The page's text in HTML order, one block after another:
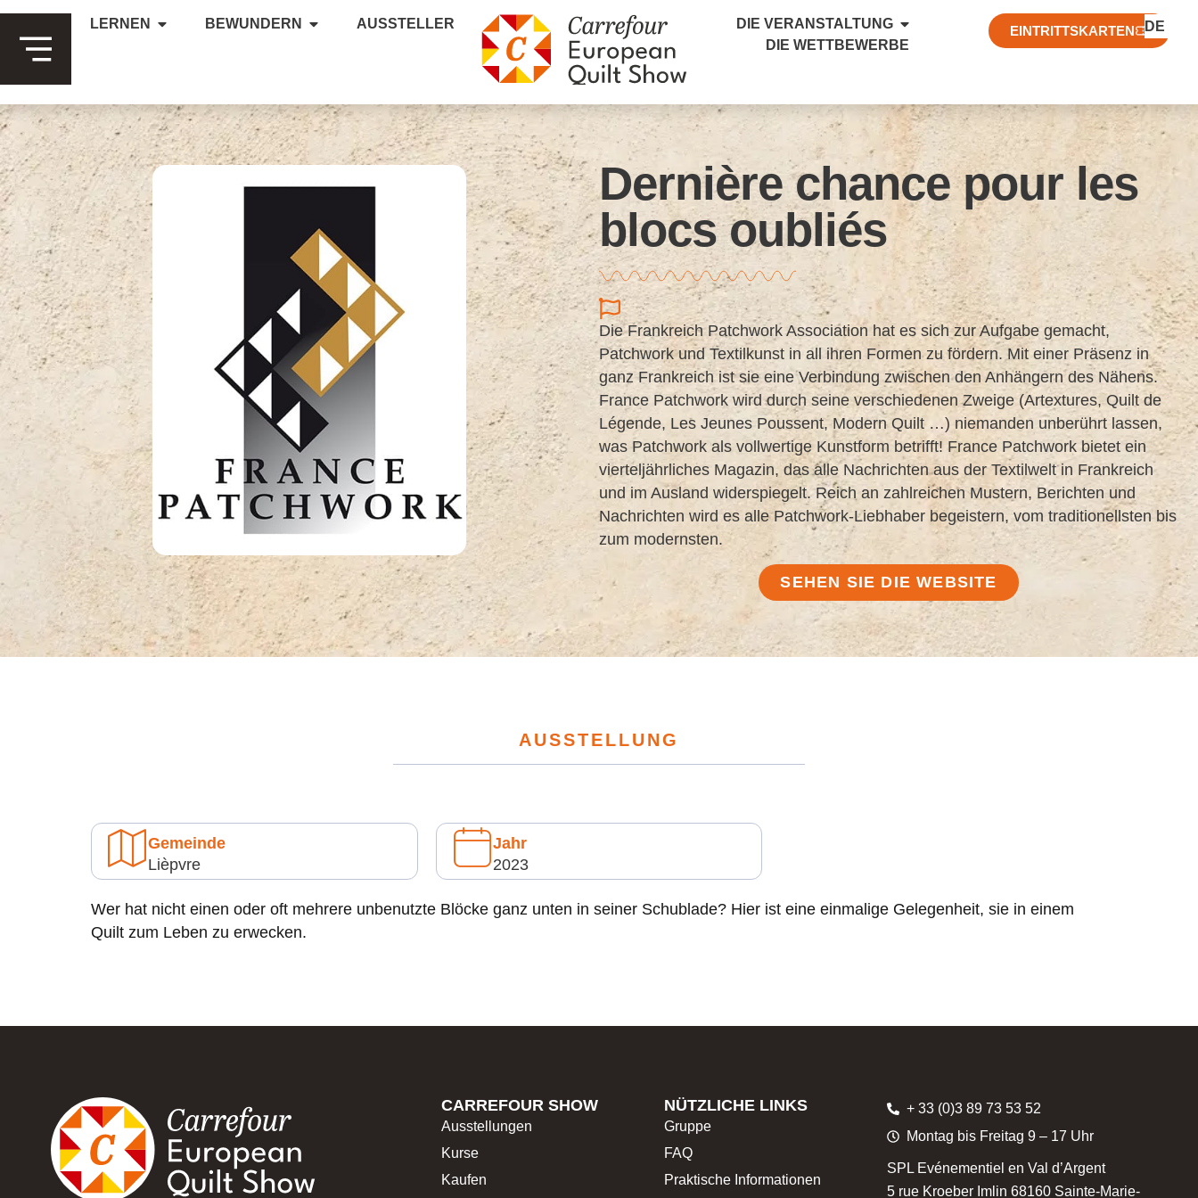
LERNEN BEWUNDERN AUSSTELLER
DIE VERANSTALTUNG
DIE WETTBEWERBE
EINTRITTSKARTEN DE
FR
EN
Dernière chance pour les
blocs oubliés
Die Frankreich Patchwork Association hat es sich zur Aufgabe gemacht,
Patchwork und Textilkunst in all ihren Formen zu fördern. Mit einer Präsenz in
ganz Frankreich ist sie eine Verbindung zwischen den Anhängern des Nähens.
France Patchwork wird durch seine verschiedenen Zweige (Artextures, Quilt de
Légende, Les Jeunes Poussent, Modern Quilt …) niemanden unberührt lassen,
was Patchwork als vollwertige Kunstform betrifft! France Patchwork bietet ein
vierteljährliches Magazin, das alle Nachrichten aus der Textilwelt in Frankreich
und im Ausland widerspiegelt. Reich an zahlreichen Mustern, Berichten und
Nachrichten wird es alle Patchwork-Liebhaber begeistern, vom traditionellsten bis
zum modernsten.
SEHEN SIE DIE WEBSITE
AUSSTELLUNG
Gemeinde
Lièpvre
Jahr
2023
Wer hat nicht einen oder oft mehrere unbenutzte Blöcke ganz unten in seiner Schublade? Hier ist eine einmalige Gelegenheit, sie in einem
Quilt zum Leben zu erwecken.
CARREFOUR SHOW
Ausstellungen
Kurse
Kaufen
NÜTZLICHE LINKS
Gruppe
FAQ
Praktische Informationen
+ 33 (0)3 89 73 53 52
Montag bis Freitag 9 – 17 Uhr
SPL Evénementiel en Val d’Argent
5 rue Kroeber Imlin 68160 Sainte-Marie-